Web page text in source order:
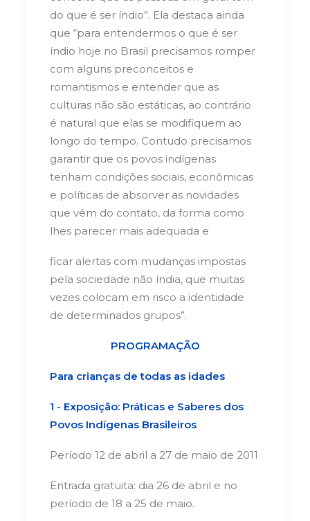
do que é ser índio”. Ela destaca ainda
que “para entendermos o que é ser
índio hoje no Brasil precisamos romper
com alguns preconceitos e
romantismos e entender que as
culturas não são estáticas, ao contrário
é natural que elas se modifiquem ao
longo do tempo. Contudo precisamos
garantir que os povos indígenas
tenham condições sociais, econômicas
e políticas de absorver as novidades
que vêm do contato, da forma como
lhes parecer mais adequada e
ficar alertas com mudanças impostas
pela sociedade não índia, que muitas
vezes colocam em risco a identidade
de determinados grupos”.
PROGRAMAÇÃO
Para crianças de todas as idades
1 - Exposição: Práticas e Saberes dos
Povos Indígenas Brasileiros
Período 12 de abril a 27 de maio de 2011
Entrada gratuita: dia 26 de abril e no
período de 18 a 25 de maio.